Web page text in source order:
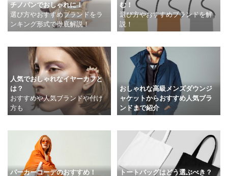
チノパンでおしゃれに！
選び方やおすすめブランドをラ
ンキング形式で徹底解説！
む！
選び方やおすすめブランドを解
説！
人気でおしゃれなイヤーカフと
は？
おすすめや人気ブランドや付け
方も
おしゃれな高級メンズダウンジ
ャケットからおすすめ人気ブラ
ンドまで紹介
パーカーコーデのおすすめ！
トートバッグはどう選ぶべき？